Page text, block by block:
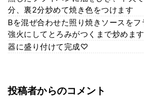
分、裏2分炒めて焼き色をつけます
Bを混ぜ合わせた照り焼きソースをフ
強火にしてとろみがつくまで炒めます
器に盛り付けて完成♡
投稿者からのコメント